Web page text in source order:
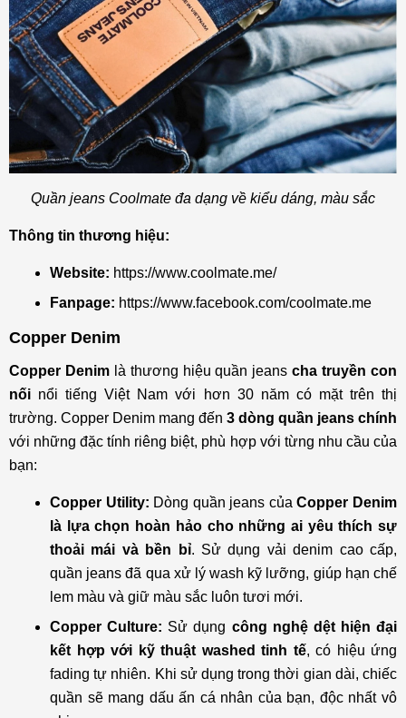
Quần jeans Coolmate đa dạng về kiểu dáng, màu sắc
Thông tin thương hiệu:
Website: https://www.coolmate.me/
Fanpage: https://www.facebook.com/coolmate.me
Copper Denim
Copper Denim là thương hiệu quần jeans cha truyền con
nối nổi tiếng Việt Nam với hơn 30 năm có mặt trên thị
trường. Copper Denim mang đến 3 dòng quần jeans chính
với những đặc tính riêng biệt, phù hợp với từng nhu cầu của
bạn:
Copper Utility: Dòng quần jeans củaCopper Denim
là lựa chọn hoàn hảo cho những ai yêu thích sự
thoải mái và bền bỉ. Sử dụng vải denim cao cấp,
quần jeans đã qua xử lý wash kỹ lưỡng, giúp hạn chế
lem màu và giữ màu sắc luôn tươi mới.
Copper Culture: Sử dụng công nghệ dệt hiện đại
kết hợp với kỹ thuật washed tinh tế, có hiệu ứng
fading tự nhiên. Khi sử dụng trong thời gian dài, chiếc
quần sẽ mang dấu ấn cá nhân của bạn, độc nhất vô